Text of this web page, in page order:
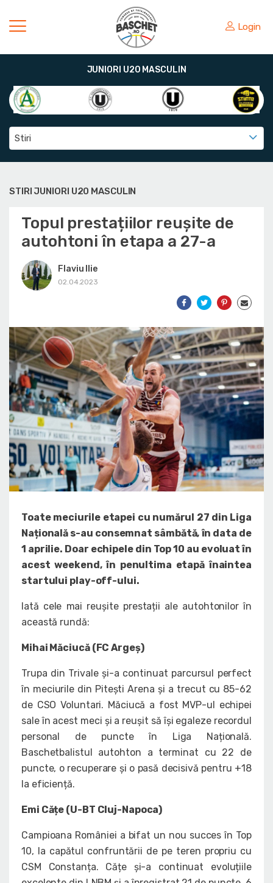
Login
JUNIORI U20 MASCULIN
Stiri
STIRI JUNIORI U20 MASCULIN
Topul prestațiilor reușite de
autohtoni în etapa a 27-a
Flaviu Ilie
02.04.2023
Toate meciurile etapei cu numărul 27 din Liga
Națională s-au consemnat sâmbătă, în data de
1 aprilie. Doar echipele din Top 10 au evoluat în
acest weekend, în penultima etapă înaintea
startului play-off-ului.
Iată cele mai reușite prestații ale autohtonilor în
această rundă:
Mihai Măciucă (FC Argeș)
Trupa din Trivale și-a continuat parcursul perfect
în meciurile din Pitești Arena și a trecut cu 85-62
de CSO Voluntari. Măciucă a fost MVP-ul echipei
sale în acest meci și a reușit să își egaleze recordul
personal de puncte în Liga Națională.
Baschetbalistul autohton a terminat cu 22 de
puncte, o recuperare și o pasă decisivă pentru +18
la eficiență.
Emi Cățe (U-BT Cluj-Napoca)
Campioana României a bifat un nou succes în Top
10, la capătul confruntării de pe teren propriu cu
CSM Constanța. Cățe și-a continuat evoluțiile